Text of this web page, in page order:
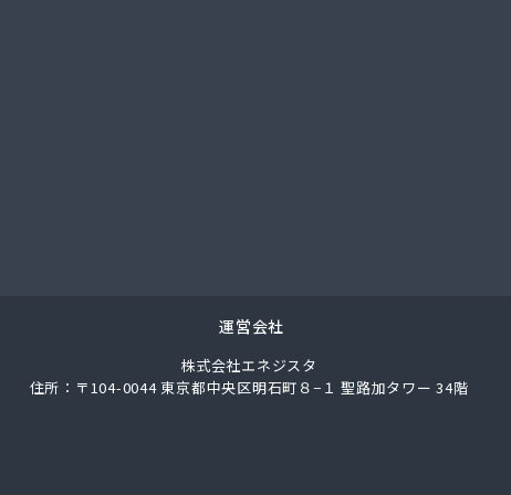
事株式会社 中央市場前SS
事株式会社 京都工場
事株式会社 北白川SS
運営会社
株式会社エネジスタ
住所：〒104-0044 東京都中央区明石町８−１ 聖路加タワー 34階